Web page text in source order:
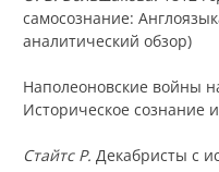
самосознание:
аналитический обзор)
Наполеоновские войны
Историческое сознание
Стайтс Р. Декабристы с